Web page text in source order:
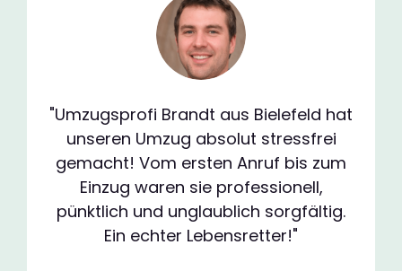
"Umzugsprofi Brandt aus Bielefeld hat
unseren Umzug absolut stressfrei
gemacht! Vom ersten Anruf bis zum
Einzug waren sie professionell,
pünktlich und unglaublich sorgfältig.
Ein echter Lebensretter!"